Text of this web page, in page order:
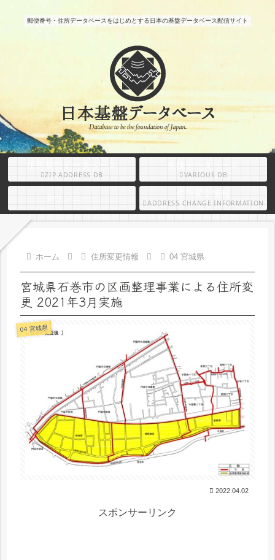
郵便番号・住所データベースをはじめとする日本の基盤データベース配信サイト
住所基盤データベース
ZIP ADDRESS DB VARIOUS DB
ADDRESS CHANGE INFORMATION
ホーム 住所変更情報 04 宮城県
宮城県石巻市の区画整理事業による住所変
更 2021年3月実施
04 宮城県
2022.04.02
スポンサーリンク